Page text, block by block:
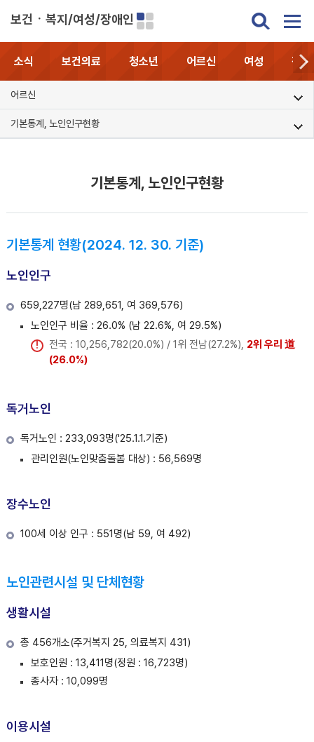
보건ㆍ복지/여성/장애인
소식 보건의료 청소년 어르신 여성 장애
어르신
기본통계, 노인인구현황
기본통계, 노인인구현황
기본통계 현황(2024. 12. 30. 기준)
노인인구
659,227명(남 289,651, 여 369,576)
노인인구 비율 : 26.0% (남 22.6%, 여 29.5%)
전국 : 10,256,782(20.0%) / 1위 전남(27.2%), 2위 우리 道
(26.0%)
독거노인
독거노인 : 233,093명('25.1.1.기준)
관리인원(노인맞춤돌봄 대상) : 56,569명
장수노인
100세 이상 인구 : 551명(남 59, 여 492)
노인관련시설 및 단체현황
생활시설
총 456개소(주거복지 25, 의료복지 431)
보호인원 : 13,411명(정원 : 16,723명)
종사자 : 10,099명
이용시설